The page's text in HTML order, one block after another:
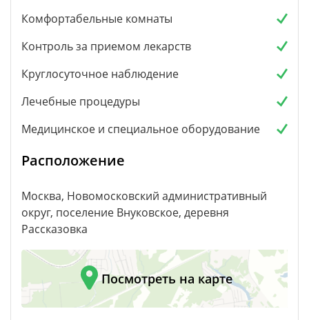
Комфортабельные комнаты
Контроль за приемом лекарств
Круглосуточное наблюдение
Лечебные процедуры
Медицинское и специальное оборудование
Расположение
Москва, Новомосковский административный
округ, поселение Внуковское, деревня
Рассказовка
Посмотреть на карте